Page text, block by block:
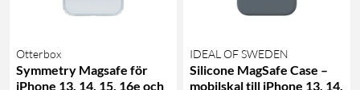
Otterbox
Symmetry Magsafe för
iPhone 13, 14, 15, 16e och
IDEAL OF SWEDEN
Silicone MagSafe Case –
mobilskal till iPhone 13, 14,